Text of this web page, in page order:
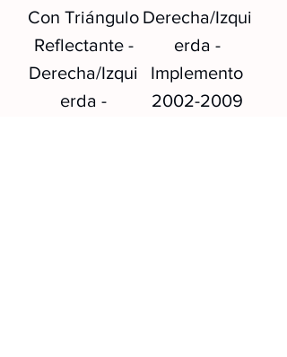
Con Triángulo
Reflectante -
Derecha/Izqui
erda -
Derecha/Izqui
erda -
Implemento
2002-2009